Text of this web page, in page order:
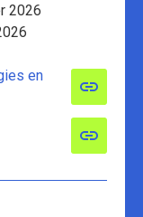
2026
en